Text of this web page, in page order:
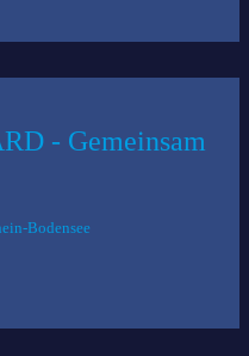
- Gemeinsam
Bodensee